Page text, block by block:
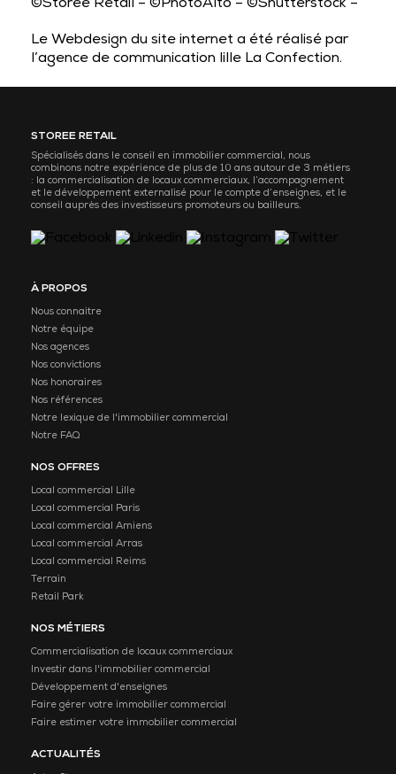
©Storee Retail – ©PhotoAlto – ©Shutterstock –
Le Webdesign du site internet a été réalisé par
l’agence de communication lille La Confection.
STOREE RETAIL
Spécialisés dans le conseil en immobilier commercial, nous
combinons notre expérience de plus de 10 ans autour de 3 métiers
: la commercialisation de locaux commerciaux, l’accompagnement
et le développement externalisé pour le compte d’enseignes, et le
conseil auprès des investisseurs promoteurs ou bailleurs.
À PROPOS
Nous connaitre
Notre équipe
Nos agences
Nos convictions
Nos honoraires
Nos références
Notre lexique de l'immobilier commercial
Notre FAQ
NOS OFFRES
Local commercial Lille
Local commercial Paris
Local commercial Amiens
Local commercial Arras
Local commercial Reims
Terrain
Retail Park
NOS MÉTIERS
Commercialisation de locaux commerciaux
Investir dans l'immobilier commercial
Développement d'enseignes
Faire gérer votre immobilier commercial
Faire estimer votre immobilier commercial
ACTUALITÉS